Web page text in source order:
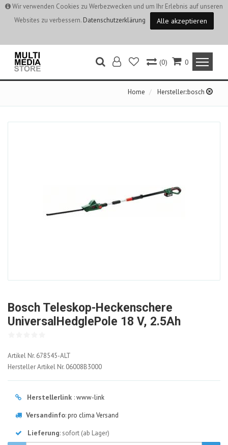
Wir verwenden Cookies zu Werbezwecken und um Ihr Erlebnis auf unseren
Websites zu verbessern. Datenschutzerklärung Alle akzeptieren
0
(0)
Home Hersteller::bosch
Bosch Teleskop-Heckenschere
UniversalHedglePole 18 V, 2.5Ah
678545-
ALT
Artikel Nr. 678545-ALT
Hersteller Artikel Nr. 06008B3000
Herstellerlink :www-link
Versandinfo:pro clima Versand
Lieferung: sofort (ab Lager)